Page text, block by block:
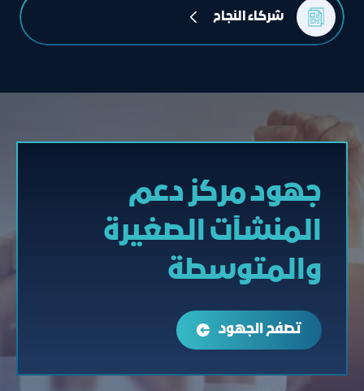
شركاء النجاح
جهود مركز دعم
المنشآت الصغيرة
والمتوسطة
تصفح الجهود